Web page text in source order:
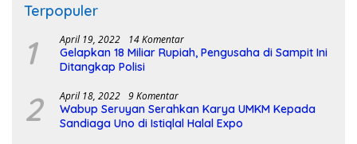
Terpopuler
1 April 19, 2022 14 Komentar
Gelapkan 18 Miliar Rupiah, Pengusaha di Sampit Ini
Ditangkap Polisi
2 April 18, 2022 9 Komentar
Wabup Seruyan Serahkan Karya UMKM Kepada
Sandiaga Uno di Istiqlal Halal Expo